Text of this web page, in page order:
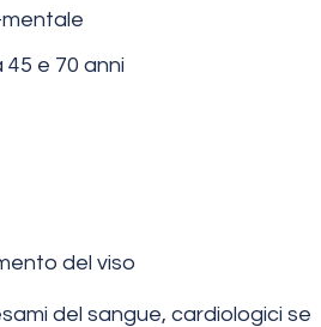
e 70 anni
del viso
del sangue, cardiologici se